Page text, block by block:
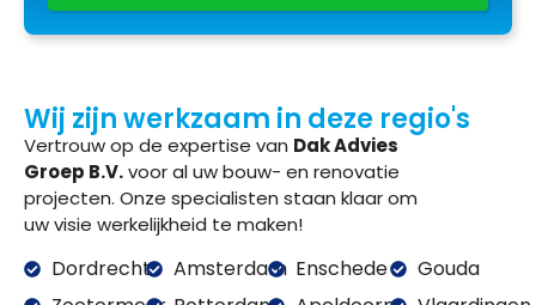
Wij zijn werkzaam in deze regio's
Vertrouw op de expertise van Dak Advies
Groep B.V.voor al uw bouw- en renovatie
projecten. Onze specialisten staan klaar om
uw visie werkelijkheid te maken!
Dordrecht
Amsterdam Enschede
Gouda